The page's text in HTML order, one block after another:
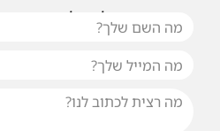
או שילחו אלינו פנייה